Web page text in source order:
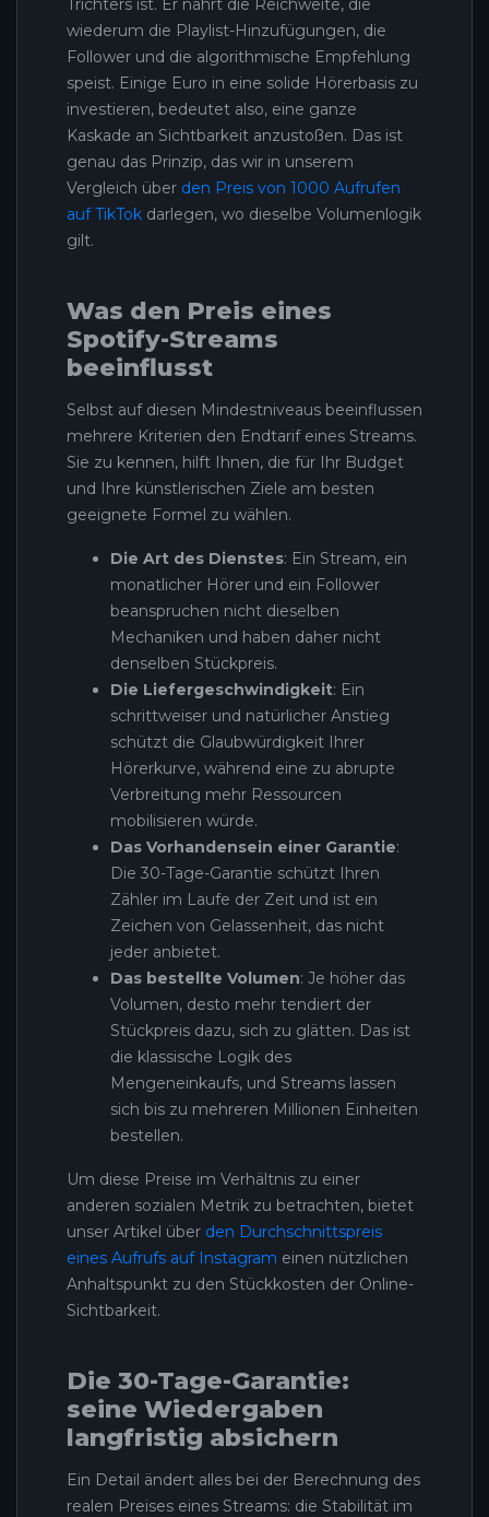
Trichters ist. Er nährt die Reichweite, die
wiederum die Playlist-Hinzufügungen, die
Follower und die algorithmische Empfehlung
speist. Einige Euro in eine solide Hörerbasis zu
investieren, bedeutet also, eine ganze
Kaskade an Sichtbarkeit anzustoßen. Das ist
genau das Prinzip, das wir in unserem
Vergleich über den Preis von 1000 Aufrufen
auf TikTok darlegen, wo dieselbe Volumenlogik
gilt.
Was den Preis eines
Spotify-Streams
beeinflusst
Selbst auf diesen Mindestniveaus beeinflussen
mehrere Kriterien den Endtarif eines Streams.
Sie zu kennen, hilft Ihnen, die für Ihr Budget
und Ihre künstlerischen Ziele am besten
geeignete Formel zu wählen.
Die Art des Dienstes: Ein Stream, ein
monatlicher Hörer und ein Follower
beanspruchen nicht dieselben
Mechaniken und haben daher nicht
denselben Stückpreis.
Die Liefergeschwindigkeit: Ein
schrittweiser und natürlicher Anstieg
schützt die Glaubwürdigkeit Ihrer
Hörerkurve, während eine zu abrupte
Verbreitung mehr Ressourcen
mobilisieren würde.
Das Vorhandensein einer Garantie:
Die 30-Tage-Garantie schützt Ihren
Zähler im Laufe der Zeit und ist ein
Zeichen von Gelassenheit, das nicht
jeder anbietet.
Das bestellte Volumen: Je höher das
Volumen, desto mehr tendiert der
Stückpreis dazu, sich zu glätten. Das ist
die klassische Logik des
Mengeneinkaufs, und Streams lassen
sich bis zu mehreren Millionen Einheiten
bestellen.
Um diese Preise im Verhältnis zu einer
anderen sozialen Metrik zu betrachten, bietet
unser Artikel über den Durchschnittspreis
eines Aufrufs auf Instagram einen nützlichen
Anhaltspunkt zu den Stückkosten der Online-
Sichtbarkeit.
Die 30-Tage-Garantie:
seine Wiedergaben
langfristig absichern
Ein Detail ändert alles bei der Berechnung des
realen Preises eines Streams: die Stabilität im